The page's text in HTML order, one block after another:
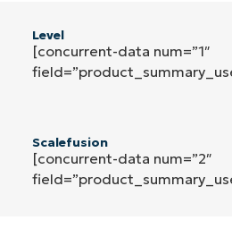
Level
[concurrent-data num=”1″
Scalefusion
[concurrent-data num=”2″